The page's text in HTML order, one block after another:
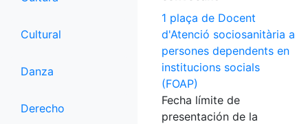
Cultural
Danza
Derecho
1 plaça de Docent
d'Atenció sociosanitària a
persones dependents en
institucions socials
(FOAP)
Fecha límite de
presentación de la